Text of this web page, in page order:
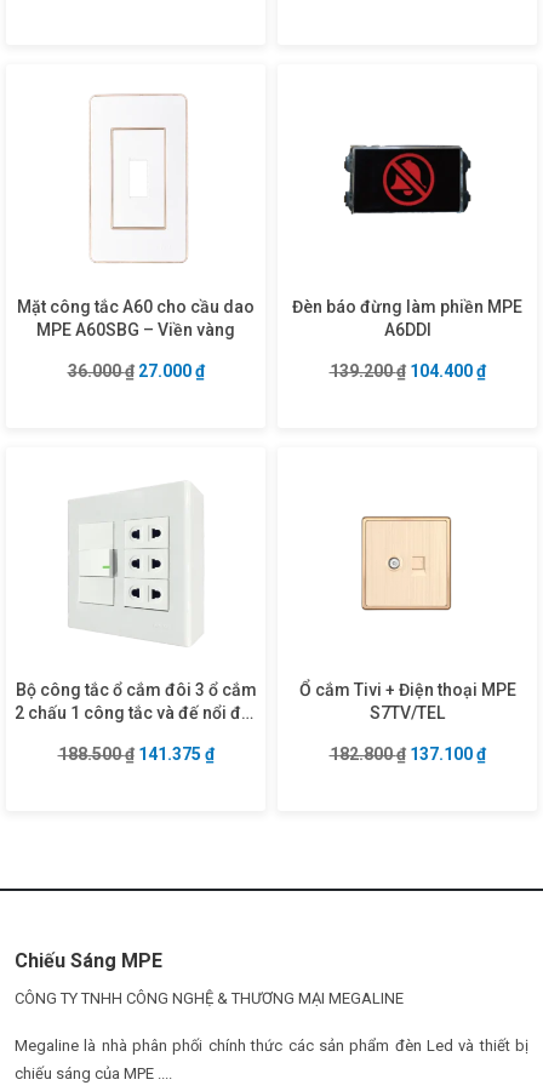
Mặt công tắc A60 cho cầu dao
MPE A60SBG – Viền vàng
36.000₫ Giá gốc là: 36.000 ₫.
27.000₫Giá hiện tại là: 27.000 ₫.
Đèn báo đừng làm phiền MPE
A6DDI
139.200₫ Giá gốc là:
104.400₫Giá
Bộ công tắc ổ cắm đôi 3 ổ cắm
2 chấu 1 công tắc và đế nổi đôi
188.500₫ Giá gốc là: 188.500 ₫.
141.375 ₫Giá hiện tại là: 141.375 ₫.
Ổ cắm Tivi + Điện thoại MPE
S7TV/TEL
182.800₫ Giá gốc là:
137.100₫Giá
Chiếu Sáng MPE
CÔNG TY TNHH CÔNG NGHỆ & THƯƠNG MẠI MEGALINE
Megaline là nhà phân phối chính thức các sản phẩm đèn Led và thiết bị
chiếu sáng của MPE ....